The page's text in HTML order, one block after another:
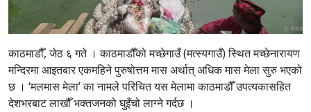
काठमाडौँ, जेठ ६ गते । काठमाडौँको मच्छेगाउँ (मत्स्यगाउँ) स्थित मच्छेनारायण
मन्दिरमा आइतबार एकमहिने पुरुषोत्तम मास अर्थात् अधिक मास मेला सुरु भएको
छ । ‘मलमास मेला’ का नामले परिचित यस मेलामा काठमाडौँ उपत्यकासहित
देशभरबाट लाखौँ भक्तजनको घुइँचो लाग्ने गर्दछ ।